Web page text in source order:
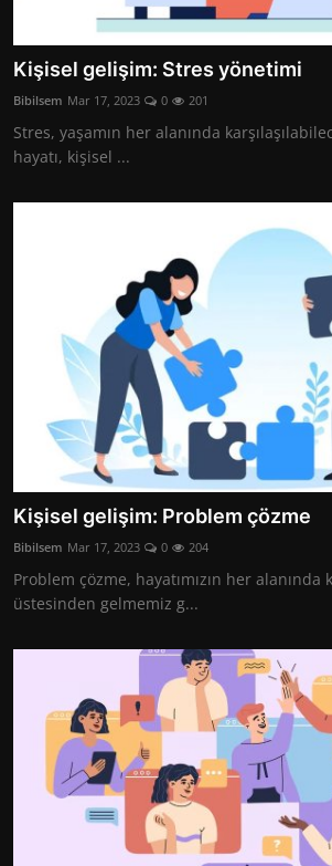
Kişisel gelişim: Stres yönetimi
Bibilsem Mar 17, 2023 0 201
Stres, yaşamın her alanında
hayatı, kişisel ...
Kişisel gelişim: Problem çözme
Bibilsem Mar 17, 2023 0 204
Problem çözme, hayatımızın her alanında
üstesinden gelmemiz g...